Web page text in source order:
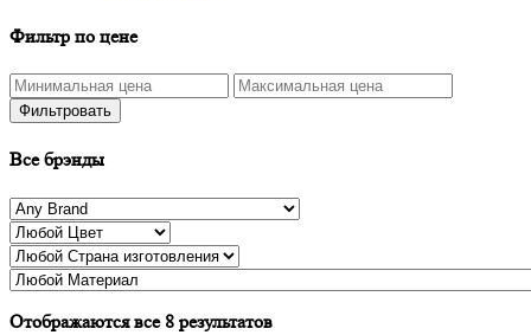
Фильтр по цене
Фильтровать
Все брэнды
Отображаются все 8 результатов